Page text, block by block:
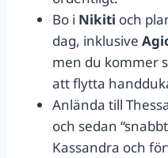
Bo i Nikiti och
dag, inklusive
men du kommer
att flytta
Anlända till
och sedan
Kassandra och